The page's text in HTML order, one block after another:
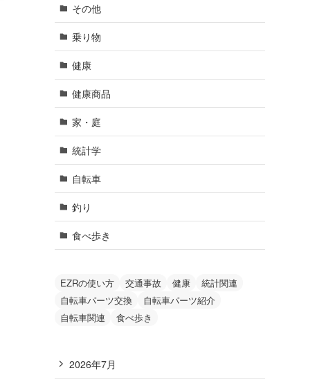
その他
乗り物
健康
健康商品
家・庭
統計学
自転車
釣り
食べ歩き
EZRの使い方 交通事故 健康
統計関連
自転車パーツ交換
自転車パーツ紹介
自転車関連
食べ歩き
2026年7月